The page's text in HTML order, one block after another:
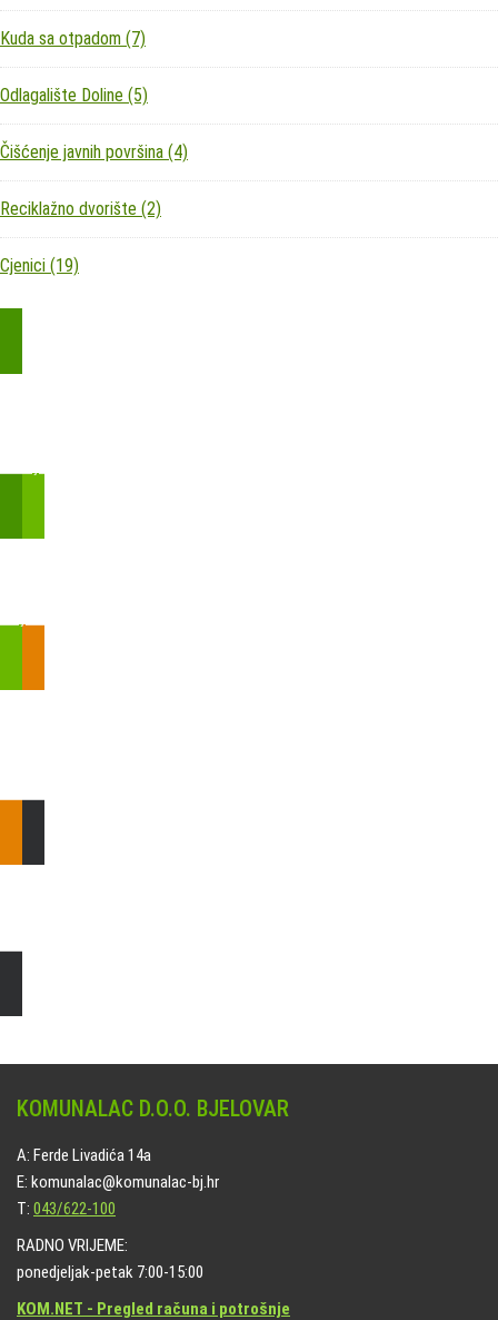
Kuda sa otpadom (7)
Odlagalište Doline (5)
Čišćenje javnih površina (4)
Reciklažno dvorište (2)
Cjenici (19)
KOMUNALAC D.O.O. BJELOVAR
A: Ferde Livadića 14a
E: komunalac@komunalac-bj.hr
T: 043/622-100
RADNO VRIJEME:
ponedjeljak-petak 7:00-15:00
KOM.NET - Pregled računa i potrošnje